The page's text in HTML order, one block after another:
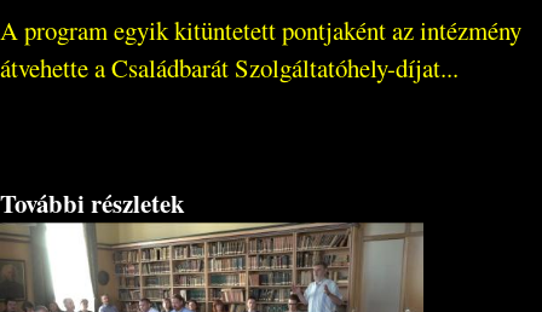
A program egyik kitüntetett pontjaként az intézmény
átvehette a Családbarát Szolgáltatóhely-díjat...
További részletek